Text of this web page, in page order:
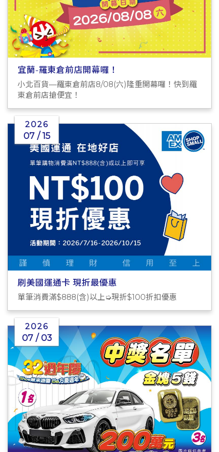
宜蘭-羅東倉前店開幕囉！
小北百貨—羅東倉前店8/08(六)隆重開幕囉！快到羅
東倉前店搶便宜！
2026
07 / 15
刷美國運通卡 現折最優惠
單筆消費滿$888(含)以上➭現折$100折扣優惠
2026
07 / 03